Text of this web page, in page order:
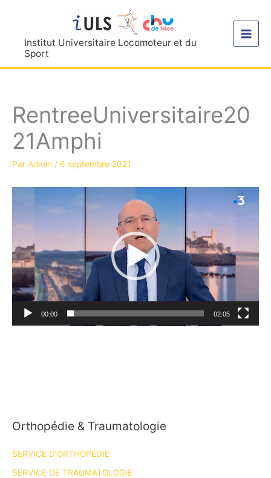
contenuInstitut Universitaire Locomoteur et du
Sport
RentreeUniversitaire20
21Amphi
Par Admin / 6 septembre 2021
00:00 02:05
Orthopédie & Traumatologie
SERVICE D’ORTHOPÉDIE
SERVICE DE TRAUMATOLOGIE